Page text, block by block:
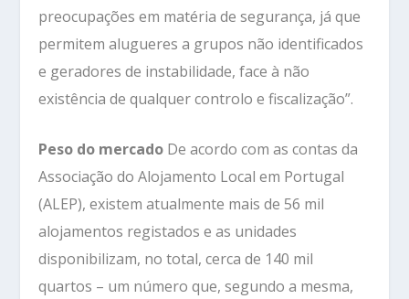
preocupações em matéria de segurança, já que
permitem alugueres a grupos não identificados
e geradores de instabilidade, face à não
existência de qualquer controlo e fiscalização”.
Peso do mercado De acordo com as contas da
Associação do Alojamento Local em Portugal
(ALEP), existem atualmente mais de 56 mil
alojamentos registados e as unidades
disponibilizam, no total, cerca de 140 mil
quartos – um número que, segundo a mesma,